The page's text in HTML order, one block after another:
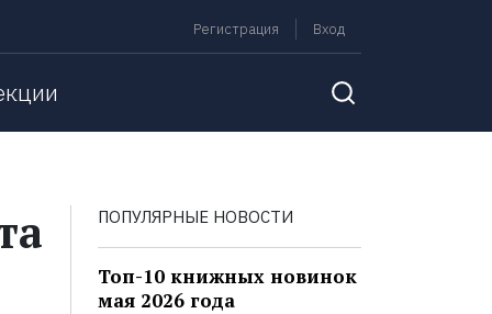
Регистрация Вход
ПОПУЛЯРНЫЕ НОВОСТИ
Топ-10 книжных новинок
мая 2026 года